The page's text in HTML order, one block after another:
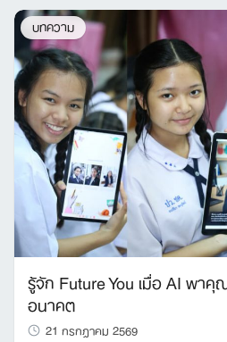
บทความ
รู้จัก Future You เมื่อ AI พาคุ
อนาคต
21 กรกฎาคม 2569